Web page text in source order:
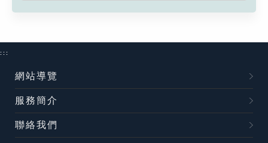
:::
網站導覽
服務簡介
聯絡我們